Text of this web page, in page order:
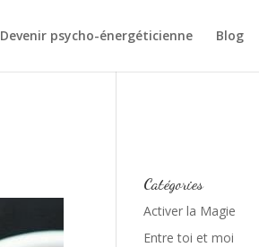
Devenir psycho-énergéticienne Blog
Catégories
Activer la Magie
Entre toi et moi